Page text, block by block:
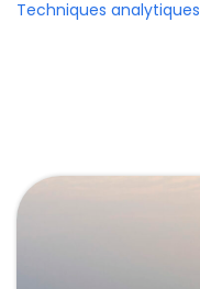
Techniques analytiques